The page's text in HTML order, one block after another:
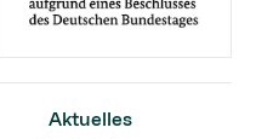
Aktuelles